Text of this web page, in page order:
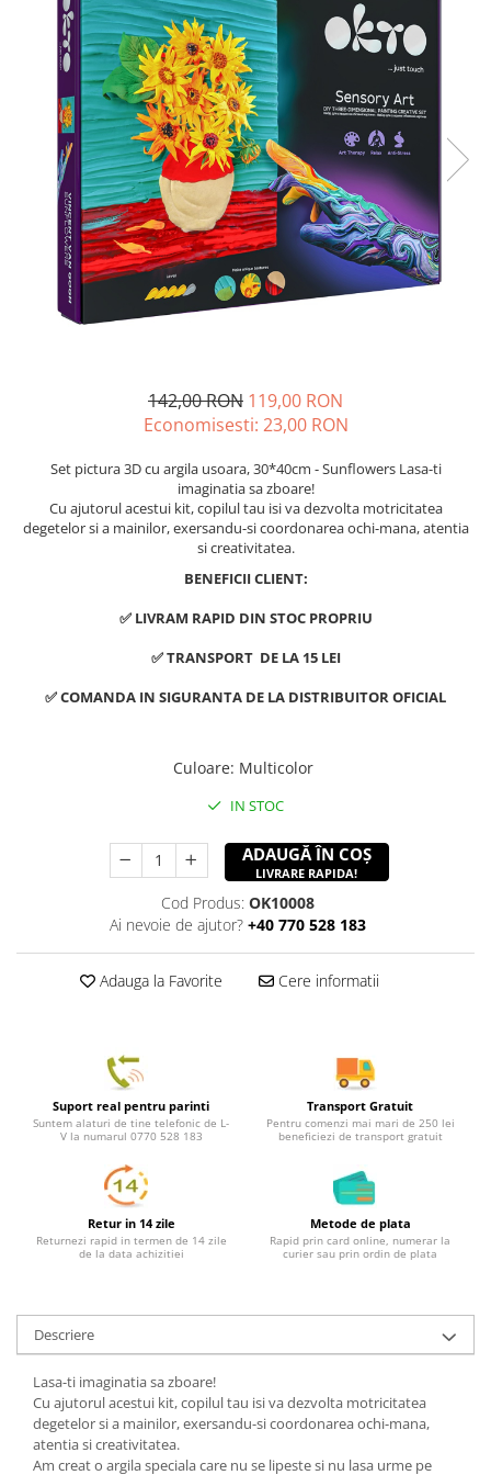
142,00 RON 119,00 RON
Economisesti: 23,00 RON
Set pictura 3D cu argila usoara, 30*40cm - Sunflowers Lasa-ti
imaginatia sa zboare!
Cu ajutorul acestui kit, copilul tau isi va dezvolta motricitatea
degetelor si a mainilor, exersandu-si coordonarea ochi-mana, atentia
si creativitatea.
BENEFICII CLIENT:
✅ LIVRAM RAPID DIN STOC PROPRIU
✅ TRANSPORT DE LA 15 LEI
✅ COMANDA IN SIGURANTA DE LA DISTRIBUITOR OFICIAL
Culoare: Multicolor
IN STOC
ADAUGĂ ÎN COȘ
LIVRARE RAPIDA!
Cod Produs: OK10008
Ai nevoie de ajutor? +40 770 528 183
Adauga la Favorite Cere informatii
Suport real pentru parinti
Suntem alaturi de tine telefonic de L-
V la numarul 0770 528 183
Transport Gratuit
Pentru comenzi mai mari de 250 lei
beneficiezi de transport gratuit
Retur in 14 zile
Returnezi rapid in termen de 14 zile
de la data achizitiei
Metode de plata
Rapid prin card online, numerar la
curier sau prin ordin de plata
Descriere
Lasa-ti imaginatia sa zboare!
Cu ajutorul acestui kit, copilul tau isi va dezvolta motricitatea
degetelor si a mainilor, exersandu-si coordonarea ochi-mana,
atentia si creativitatea.
Am creat o argila speciala care nu se lipeste si nu lasa urme pe